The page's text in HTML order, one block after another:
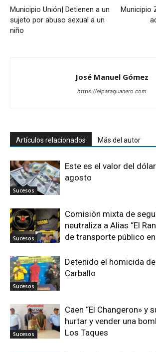
Municipio Unión| Detienen a un
sujeto por abuso sexual a un
niño
Municipio
José Manuel Gómez
https://elparaguanero.com
Artículos relacionados Más del autor
Sucesos
Este es el valor del
agosto
Sucesos
Comisión mixta de
neutraliza a Alias “El
de transporte público
Sucesos
Detenido el homicida
Carballo
Sucesos
Caen “El Changeron» y
hurtar y vender una
Los Taques